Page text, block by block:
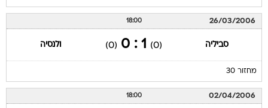
26/03/2006
18:00
סביליה (0)
1 : 0
(0) ולנסיה
מחזור 30
02/04/2006
18:00